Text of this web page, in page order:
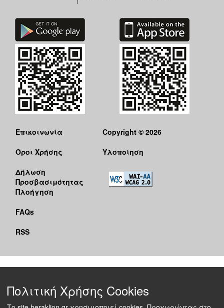
Επικοινωνία
Όροι Χρήσης
Δήλωση
Προσβασιμότητας
Πλοήγηση
FAQs
RSS
Copyright © 2026
Υλοποίηση
Πολιτική Χρήσης Cookies